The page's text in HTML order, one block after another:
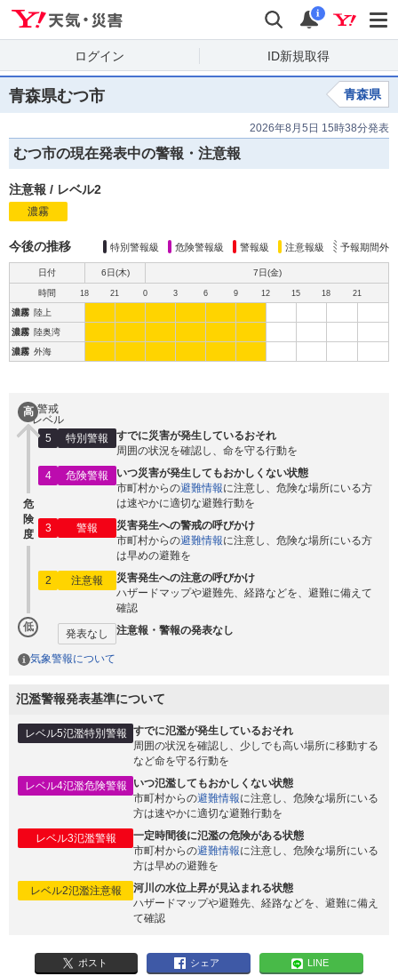
検索 通知
i
ログイン ID新規取得
青森県むつ市 青森県
2026年8月5日 15時38分発表
むつ市の現在発表中の警報・注意報
注意報 / レベル2
濃霧
今後の推移 特別警報級 危険警報級 警報級 注意報級 予報期間外
日付 6日(木) 7日(金)
時間 18 21 0 3 6 9 12 15 18 21
濃霧 陸上
濃霧 陸奥湾
濃霧 外海
高
危
険
度
低
警戒
レベル
5
特別警報
すでに災害が発生しているおそれ
周囲の状況を確認し、命を守る行動を
4
危険警報
いつ災害が発生してもおかしくない状態
市町村からの避難情報に注意し、危険な場所にいる方
は速やかに適切な避難行動を
3
警報
災害発生への警戒の呼びかけ
市町村からの避難情報に注意し、危険な場所にいる方
は早めの避難を
2
注意報
災害発生への注意の呼びかけ
ハザードマップや避難先、経路などを、避難に備えて
確認
発表なし 注意報・警報の発表なし
気象警報について
氾濫警報発表基準について
レベル5氾濫特別警報 すでに氾濫が発生しているおそれ
周囲の状況を確認し、少しでも高い場所に移動する
など命を守る行動を
レベル4氾濫危険警報
いつ氾濫してもおかしくない状態
市町村からの避難情報に注意し、危険な場所にいる
方は速やかに適切な避難行動を
レベル3氾濫警報
一定時間後に氾濫の危険がある状態
市町村からの避難情報に注意し、危険な場所にいる
方は早めの避難を
レベル2氾濫注意報
河川の水位上昇が見込まれる状態
ハザードマップや避難先、経路などを、避難に備え
て確認
ポスト シェア LINE